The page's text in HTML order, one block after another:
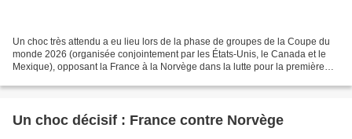
Un choc très attendu a eu lieu lors de la phase de groupes de la Coupe du
monde 2026 (organisée conjointement par les États-Unis, le Canada et le
Mexique), opposant la France à la Norvège dans la lutte pour la première
Un choc décisif : France contre Norvège